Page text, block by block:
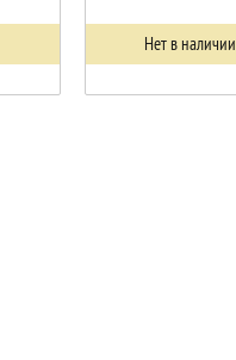
Нет в наличии